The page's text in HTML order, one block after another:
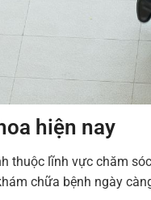
hiện nay
thuộc lĩnh vực chăm
chữa bệnh ngày